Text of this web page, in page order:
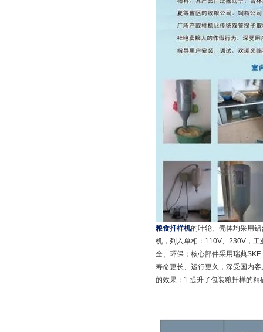
粮食扦样机的叶轮、壳体均采用
机，列入单相：110V、230V，
全、环保；核心部件采用瑞典
寿命更长、运行更久，深受国内
的效果：1 提升了包装粮扦样的精